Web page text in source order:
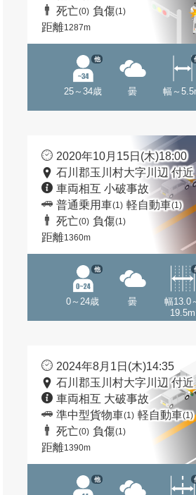
死亡(0) 負傷(1)
距離1287m
25～34歳
他
曇 幅～
2020年10月15日(木)18:00
石川郡玉川村大字川辺 付近
車両相互 小破事故
普通乗用車(1) 軽自動車(1)
死亡(0) 負傷(1)
距離1360m
0～24歳
他
曇
幅13.0
19.5m
2024年8月1日(木)14:35
石川郡玉川村大字川辺 付近
車両相互 大破事故
準中型貨物車(1) 軽自動車(1)
死亡(0) 負傷(1)
距離1390m
他